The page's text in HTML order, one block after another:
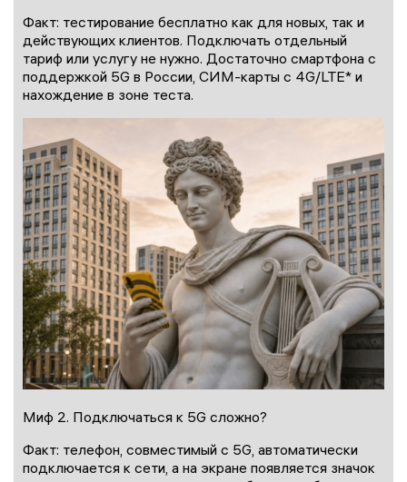
Факт: тестирование бесплатно как для новых, так и
действующих клиентов. Подключать отдельный
тариф или услугу не нужно. Достаточно смартфона с
поддержкой 5G в России, СИМ-карты с 4G/LTE* и
нахождение в зоне теста.
Миф 2. Подключаться к 5G сложно?
Факт: телефон, совместимый с 5G, автоматически
подключается к сети, а на экране появляется значок